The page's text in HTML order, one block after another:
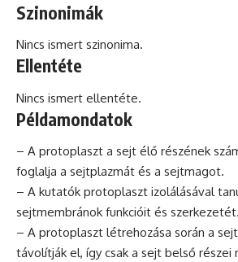
Szinonimák
Nincs ismert szinonima.
Ellentéte
Nincs ismert ellentéte.
Példamondatok
– A protoplaszt a sejt élő részének
foglalja a sejtplazmát és a sejtmagot.
– A kutatók protoplaszt izolálásával
sejtmembránok funkcióit és szerkezetét.
– A protoplaszt létrehozása során a
távolítják el, így csak a sejt belső részei